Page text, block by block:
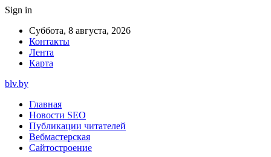
Sign in
Суббота, 8 августа, 2026
Контакты
Лента
Карта
blv.by
Главная
Новости SEO
Публикации читателей
Вебмастерская
Сайтостроение